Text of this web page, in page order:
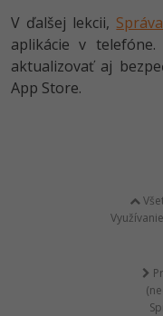
V ďalšej lekcii,
aplikácie v
aktualizovať aj
App Store.